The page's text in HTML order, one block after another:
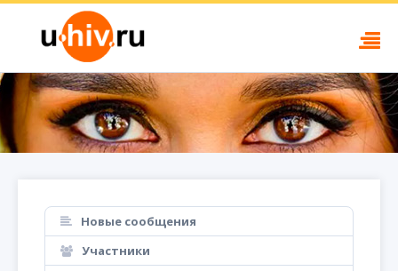
Новые сообщения
Участники